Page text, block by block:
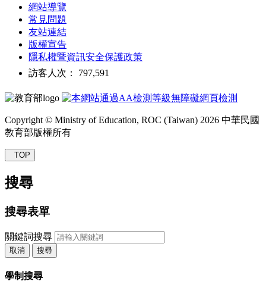
網站導覽
常見問題
友站連結
版權宣告
隱私權暨資訊安全保護政策
訪客人次： 797,591
Copyright © Ministry of Education, ROC (Taiwan) 2026 中華民國
教育部版權所有
TOP
搜尋
搜尋表單
關鍵詞搜尋
取消 搜尋
學制搜尋